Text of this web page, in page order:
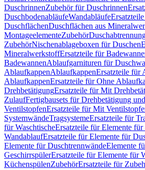
DuschrinnenZubehör für Duschrinnen
DuschbodenabläufeWandabläufe
DuschflächenDuschflächen aus
MontageelementeZubehör
ZubehörNischenablageboxen für Duschen
MineralwerkstoffErsatzteile für
BadewannenAblaufgarnituren für
AblaufkappenAblaufkappenErsatzteile für
AblaufkappenErsatzteile für Ohne
DrehbetätigungErsatzteile für Mit
ZulaufFertigbausets für Drehbetätigung
VentilstopfenErsatzteile für Mit
SystemwändeTragsystemeErsatzteile für
für WaschtischeErsatzteile für Elemente für
WandablaufErsatzteile für Elemente für
Elemente für DuschtrennwändeElemente
GeschirrspülerErsatzteile für Elemente für
KüchenspülenZubehörErsatzteile für